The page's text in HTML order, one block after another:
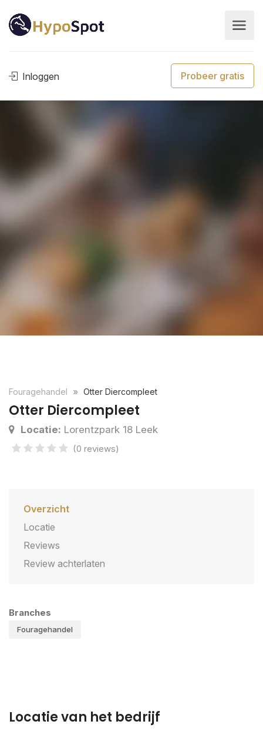
Inloggen Probeer gratis
Fouragehandel Otter Diercompleet
Otter Diercompleet
Locatie: Lorentzpark 18 Leek
(0 reviews)
Overzicht
Locatie
Reviews
Review achterlaten
Branches
Fouragehandel
Locatie van het bedrijf